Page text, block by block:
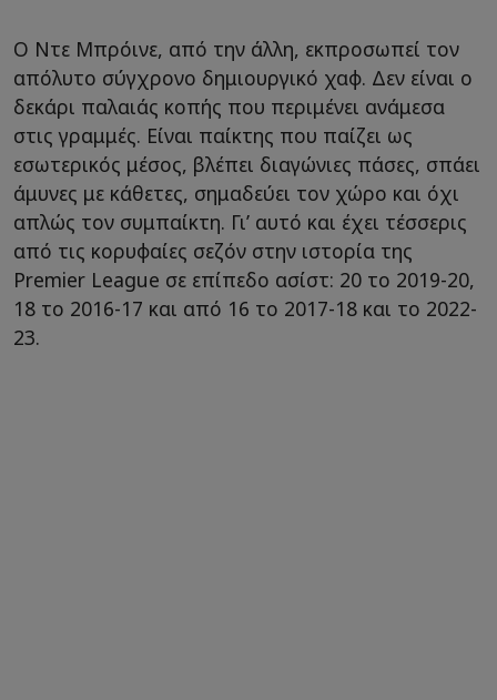
Ο Ντε Μπρόινε, από την άλλη, εκπροσωπεί τον
απόλυτο σύγχρονο δημιουργικό χαφ. Δεν είναι ο
δεκάρι παλαιάς κοπής που περιμένει ανάμεσα
στις γραμμές. Είναι παίκτης που παίζει ως
εσωτερικός μέσος, βλέπει διαγώνιες πάσες, σπάει
άμυνες με κάθετες, σημαδεύει τον χώρο και όχι
απλώς τον συμπαίκτη. Γι’ αυτό και έχει τέσσερις
από τις κορυφαίες σεζόν στην ιστορία της
Premier League σε επίπεδο ασίστ: 20 το 2019-20,
18 το 2016-17 και από 16 το 2017-18 και το 2022-
23.